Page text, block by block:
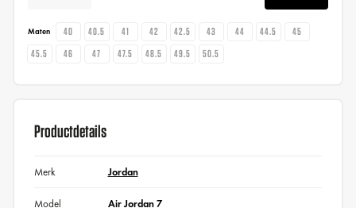
Maten 40 40.5 41 42 42.5 43 44 44.5
45
45.5
46 47 47.5 48.5 49.5 50.5
Productdetails
Merk Jordan
Model Air Jordan 7